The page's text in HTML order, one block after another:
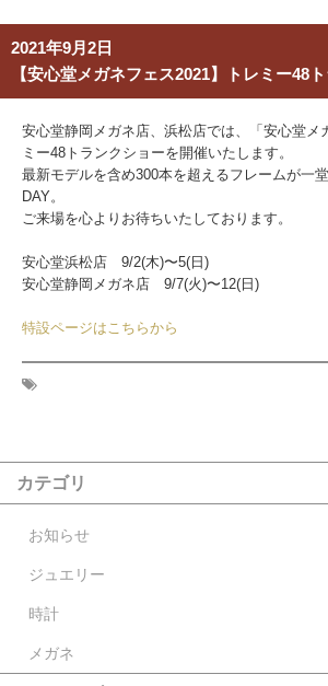
2021年9月2日
【安心堂メガネフェス2021】トレミー48
安心堂静岡メガネ店、浜松店では、「安心堂メ
ミー48トランクショーを開催いたします。
最新モデルを含め300本を超えるフレームが一
DAY。
ご来場を心よりお待ちいたしております。
安心堂浜松店 9/2(木)〜5(日)
安心堂静岡メガネ店 9/7(火)〜12(日)
特設ページはこちらから
カテゴリ
お知らせ
ジュエリー
時計
メガネ